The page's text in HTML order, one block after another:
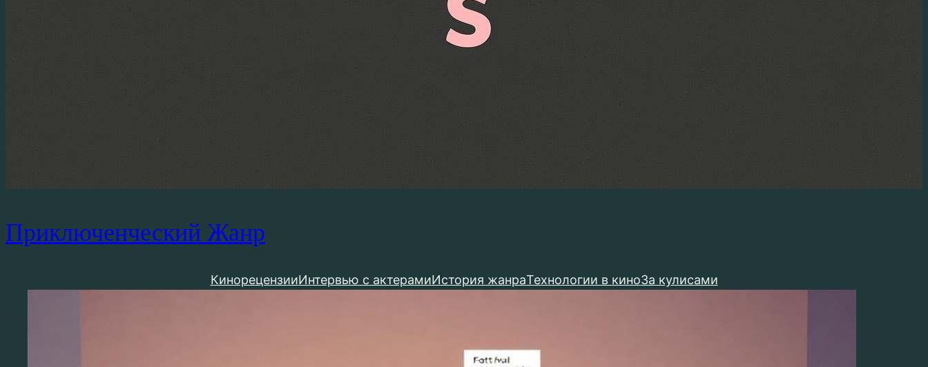
Приключенческий Жанр
КинорецензииИнтервью с актерамиИстория жанраТехнологии в киноЗа кулисами